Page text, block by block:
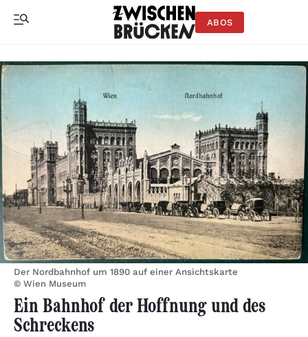
ABOS
Der Nordbahnhof um 1890 auf einer Ansichtskarte
© Wien Museum
Ein Bahnhof der Hoffnung und des
Schreckens